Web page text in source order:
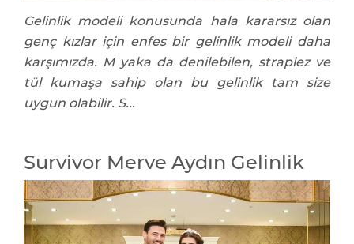
Gelinlik modeli konusunda hala kararsız olan
genç kızlar için enfes bir gelinlik modeli daha
karşımızda. M yaka da denilebilen, straplez ve
tül kumaşa sahip olan bu gelinlik tam size
uygun olabilir. S...
Survivor Merve Aydın Gelinlik